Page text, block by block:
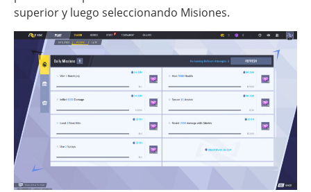
superior y luego seleccionando Misiones.